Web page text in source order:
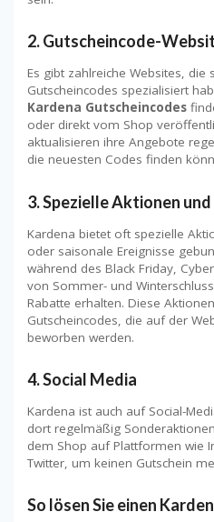
2.Gutscheincode-
Es gibt zahlreiche Websites,
Gutscheincodes spezialisiert
Kardena Gutscheincodes
oder direkt vom Shop
aktualisieren ihre Angebote
die neuesten Codes finden
3.Spezielle Aktionen
Kardena bietet oft spezielle
oder saisonale Ereignisse
während des Black Friday,
von Sommer- und
Rabatte erhalten. Diese
Gutscheincodes, die auf der
beworben werden.
4.Social Media
Kardena ist auch auf Social-
dort regelmäßig
dem Shop auf Plattformen wie
Twitter, um keinen Gutschein
So lösen Sie einen